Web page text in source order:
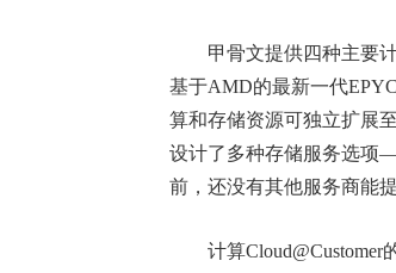
甲骨文提供四种主要计
基于AMD的最新一代
算和存储资源可独立扩展
设计了多种存储服务选项
前，还没有其他服务商能
计算Cloud@Customer